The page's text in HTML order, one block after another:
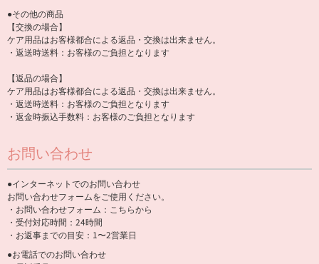
●その他の商品
【交換の場合】
ケア用品はお客様都合による返品・交換は出来ません。
・返送時送料：お客様のご負担となります
【返品の場合】
ケア用品はお客様都合による返品・交換は出来ません。
・返送時送料：お客様のご負担となります
・返金時振込手数料：お客様のご負担となります
お問い合わせ
●インターネットでのお問い合わせ
お問い合わせフォームをご使用ください。
・お問い合わせフォーム： こちらから
・受付対応時間：24時間
・お返事までの目安：1〜2営業日
●お電話でのお問い合わせ